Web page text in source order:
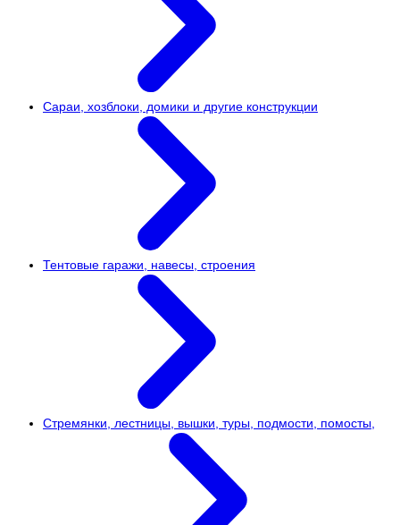
Сараи, хозблоки, домики и другие конструкции
Тентовые гаражи, навесы, строения
Стремянки, лестницы, вышки, туры, подмости, помосты,